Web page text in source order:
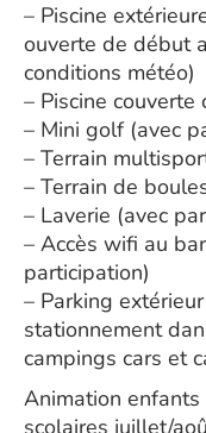
– Piscine
ouverte de début
conditions météo)
– Piscine couverte
– Mini golf (avec
– Terrain
– Terrain de
– Laverie (avec
– Accès wifi au
participation)
– Parking
stationnement
campings cars et
Animation
scolaires juillet/